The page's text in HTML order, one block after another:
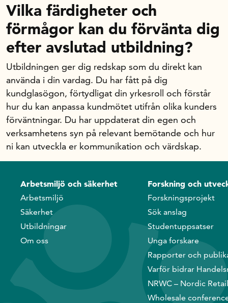
Vilka färdigheter och
förmågor kan du förvänta dig
efter avslutad utbildning?
Utbildningen ger dig redskap som du direkt kan
använda i din vardag. Du har fått på dig
kundglasögon, förtydligat din yrkesroll och förstår
hur du kan anpassa kundmötet utifrån olika kunders
förväntningar. Du har uppdaterat din egen och
verksamhetens syn på relevant bemötande och hur
ni kan utveckla er kommunikation och värdskap.
Arbetsmiljö och säkerhet
Arbetsmiljö
Säkerhet
Utbildningar
Om oss
Forskning och
Forskningsprojekt
Sök anslag
Studentuppsatser
Unga forskare
Rapporter och
Varför bidrar
NRWC – Nordic
Wholesale